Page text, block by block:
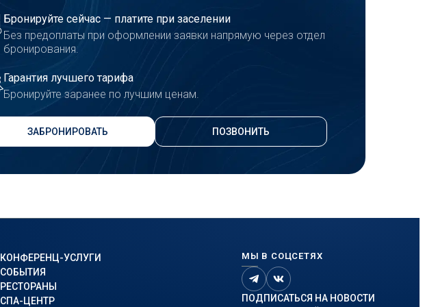
Бронируйте сейчас — платите при заселении
Без предоплаты при оформлении заявки напрямую через отдел
бронирования.
Гарантия лучшего тарифа
Бронируйте заранее по лучшим ценам.
ЗАБРОНИРОВАТЬ ПОЗВОНИТЬ
КОНФЕРЕНЦ-УСЛУГИ
СОБЫТИЯ
РЕСТОРАНЫ
СПА-ЦЕНТР
МЫ В СОЦСЕТЯХ
ПОДПИСАТЬСЯ НА НОВОСТИ